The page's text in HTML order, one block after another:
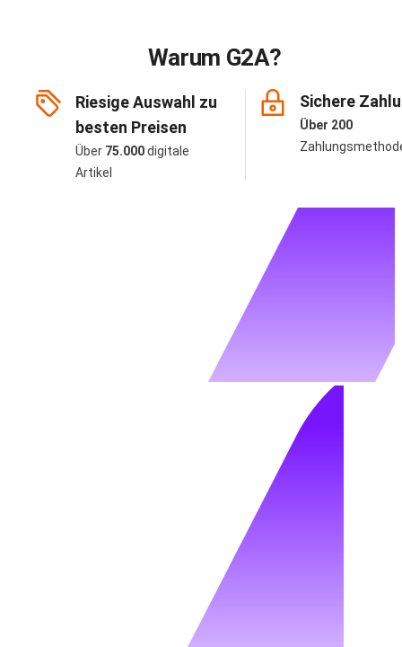
Warum G2A?
Riesige Auswahl zu
besten Preisen
Über 75.000digitale
Artikel
Sichere
Über 200